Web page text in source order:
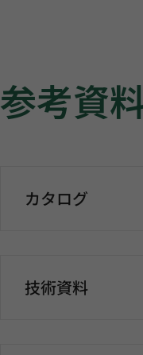
参考資
カタログ
技術資料